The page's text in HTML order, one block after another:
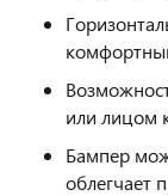
или лицом
Бампер
облегчает